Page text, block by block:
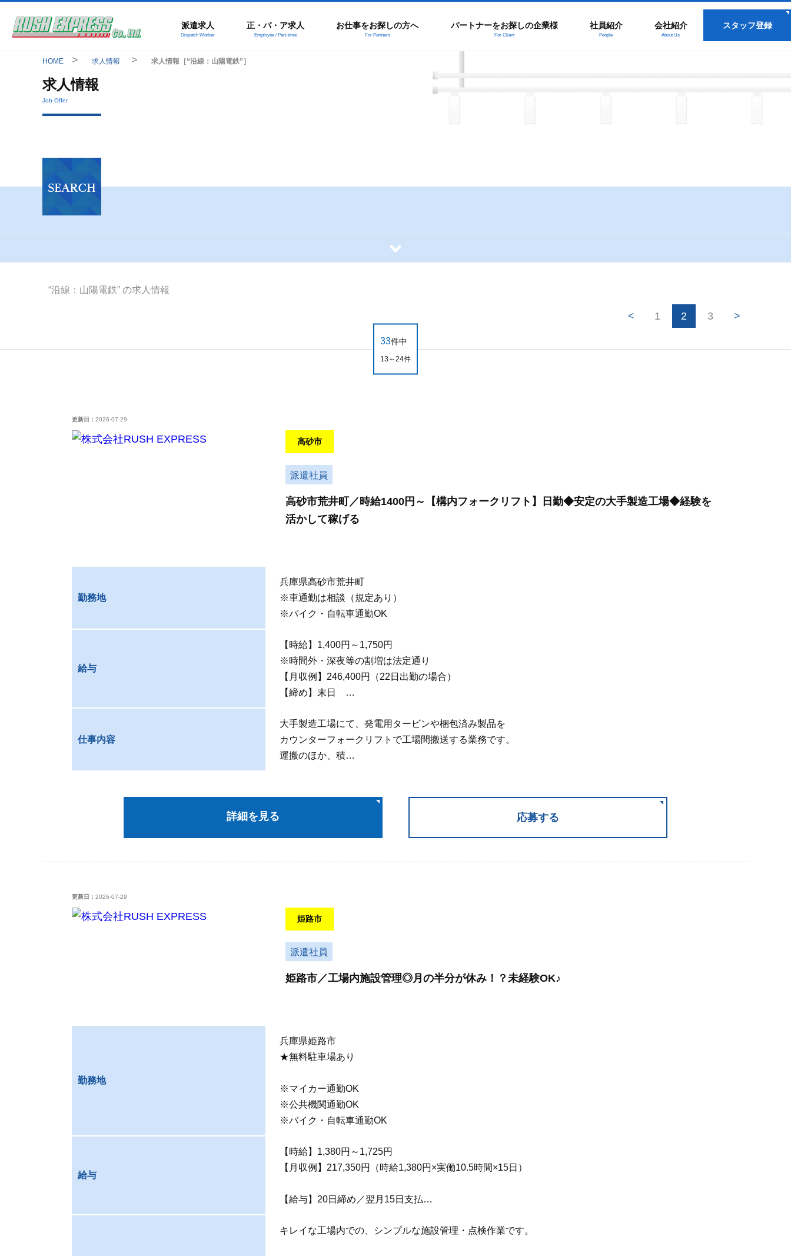
派遣求人
Dispatch Worker
正・パ・ア求人
Employee / Part-time
お仕事をお探しの方へ
For Partners
パートナーをお探しの企業様
For Cliant
社員紹介
People
会社紹介
About Us
スタッフ登録
HOME 求人情報 求人情報［“沿線：山陽電鉄”］
求人情報
Job Offer
“沿線：山陽電鉄” の求人情報
33件中
13～24件
< 1 2 3 >
更新日： 2026-07-29
高砂市
派遣社員
高砂市荒井町／時給1400円～【構内フォークリフト】日勤◆安定の大手製造工場◆経験を
活かして稼げる
勤務地
兵庫県高砂市荒井町
※車通勤は相談（規定あり）
※バイク・自転車通勤OK
給与
【時給】1,400円～1,750円
※時間外・深夜等の割増は法定通り
【月収例】246,400円（22日出勤の場合）
【締め】末日 …
仕事内容
大手製造工場にて、発電用タービンや梱包済み製品を
カウンターフォークリフトで工場間搬送する業務です。
運搬のほか、積…
詳細を見る 応募する
更新日： 2026-07-29
姫路市
派遣社員
姫路市／工場内施設管理◎月の半分が休み！？未経験OK♪
勤務地
兵庫県姫路市
★無料駐車場あり
※マイカー通勤OK
※公共機関通勤OK
※バイク・自転車通勤OK
給与
【時給】1,380円～1,725円
【月収例】217,350円（時給1,380円×実働10.5時間×15日）
【給与】20日締め／翌月15日支払…
キレイな工場内での、シンプルな施設管理・点検作業です。